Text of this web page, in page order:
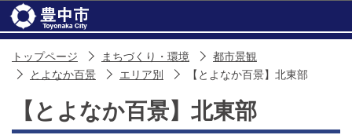
トップページ まちづくり・環境
都市景観
とよなか百景
エリア別 【とよなか百景】北東部
【とよなか百景】北東部